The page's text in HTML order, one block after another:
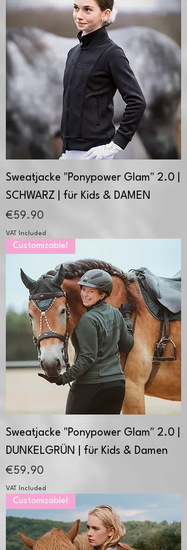
Sweatjacke "Ponypower Glam" 2.0 |
SCHWARZ | für Kids & DAMEN
Price
€59.90
VAT Included
Customizable!
Sweatjacke "Ponypower Glam" 2.0 |
DUNKELGRÜN | für Kids & Damen
Price
€59.90
VAT Included
Customizable!